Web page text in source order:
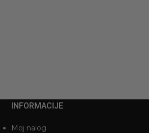
INFORMACIJE
Moj nalog